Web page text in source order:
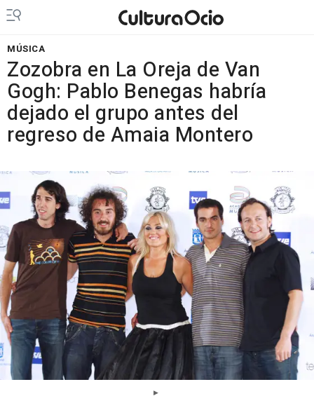
MÚSICA
Zozobra en La Oreja de Van
Gogh: Pablo Benegas habría
dejado el grupo antes del
regreso de Amaia Montero